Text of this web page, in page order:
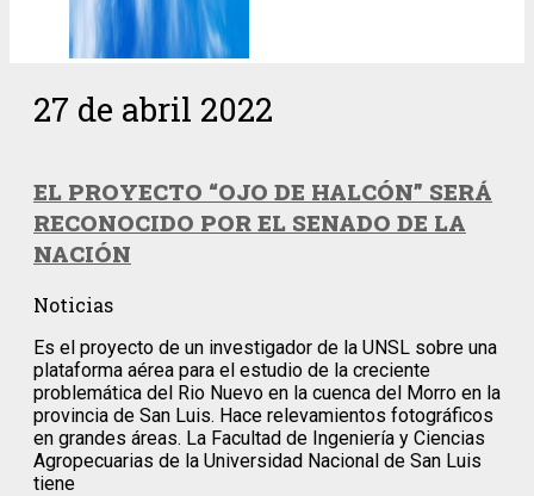
27 de abril 2022
EL PROYECTO “OJO DE HALCÓN” SERÁ
RECONOCIDO POR EL SENADO DE LA
NACIÓN
Noticias
Es el proyecto de un investigador de la UNSL sobre una
plataforma aérea para el estudio de la creciente
problemática del Rio Nuevo en la cuenca del Morro en la
provincia de San Luis. Hace relevamientos fotográficos
en grandes áreas. La Facultad de Ingeniería y Ciencias
Agropecuarias de la Universidad Nacional de San Luis
tiene